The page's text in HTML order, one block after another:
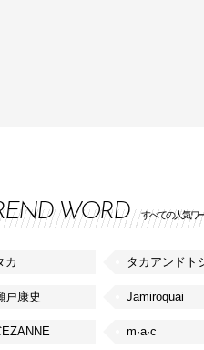
WORD すべての人気ワ
カ タカアンドト
戸康史 Jamiroquai
m·a·c